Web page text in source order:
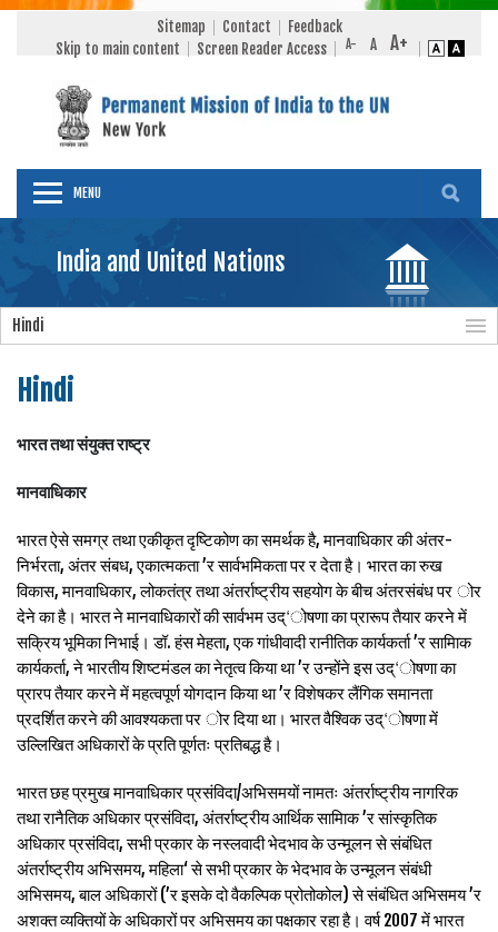
Sitemap Contact
Feedback
Skip to main content
Screen Reader Access
MENU
India and United Nations
Hindi
Hindi
भारत तथा संयुक्त राष्ट्र
मानवाधिकार
भारत ऐसे समग्र तथा एकीकृत दृष्टिकोण का समर्थक है, मानवाधिकार की अंतर-
निर्भरता, अंतर संबध, एकात्मकता ’र सार्वभमिकता पर र देता है। भारत का रुख
विकास, मानवाधिकार, लोकतंत्र तथा अंतर्राष्ट्रीय सहयोग के बीच अंतरसंबंध पर ोर
देने का है। भारत ने मानवाधिकारों की सार्वभम उद्‘ोषणा का प्रारूप तैयार करने में
सक्रिय भूमिका निभाई। डॉ. हंस मेहता, एक गांधीवादी रानीतिक कार्यकर्ता ’र सामािक
कार्यकर्ता, ने भारतीय शिष्टमंडल का नेतृत्व किया था ’र उन्होंने इस उद्‘ोषणा का
प्रारप तैयार करने में महत्वपूर्ण योगदान किया था ’र विशेषकर लैंगिक समानता
प्रदर्शित करने की आवश्यकता पर ोर दिया था। भारत वैश्विक उद्‘ोषणा में
उल्लिखित अधिकारों के प्रति पूर्णतः प्रतिबद्ध है।
भारत छह प्रमुख मानवाधिकार प्रसंविदा/अभिसमयों नामतः अंतर्राष्ट्रीय नागरिक
तथा रानैतिक अधिकार प्रसंविदा, अंतर्राष्ट्रीय आर्थिक सामािक ’र सांस्कृतिक
अधिकार प्रसंविदा, सभी प्रकार के नस्लवादी भेदभाव के उन्मूलन से संबंधित
अंतर्राष्ट्रीय अभिसमय, महिला‘ से सभी प्रकार के भेदभाव के उन्मूलन संबंधी
अभिसमय, बाल अधिकारों (’र इसके दो वैकल्पिक प्रोतोकोल) से संबंधित अभिसमय ’र
अशक्त व्यक्तियों के अधिकारों पर अभिसमय का पक्षकार रहा है। वर्ष 2007 में भारत